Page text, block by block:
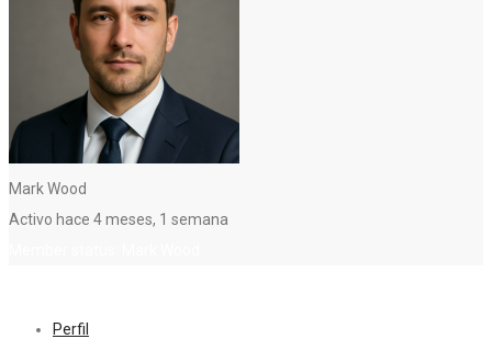
Mark Wood
Activo hace 4 meses, 1 semana
Perfil